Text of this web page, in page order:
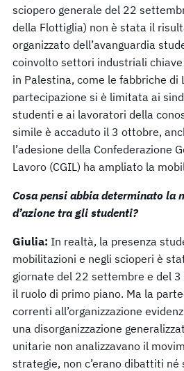
sciopero generale del 22
della Flottiglia) non è stata il
organizzato dell’avanguardia
coinvolto settori industriali
in Palestina, come le fabbriche di
partecipazione si è limitata ai
studenti e ai lavoratori della
simile è accaduto il 3 ottobre,
l’adesione della Confederazione
Lavoro (CGIL) ha ampliato la
Cosa pensi abbia determinato la
d’azione tra gli studenti?
Giulia: In realtà, la presenza
mobilitazioni e negli scioperi è
giornate del 22 settembre e del
il ruolo di primo piano. Ma la
correnti all’organizzazione
una disorganizzazione
unitarie non analizzavano il
strategie, non c’erano dibattiti né